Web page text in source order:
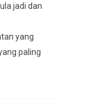
jadi dan
yang
paling